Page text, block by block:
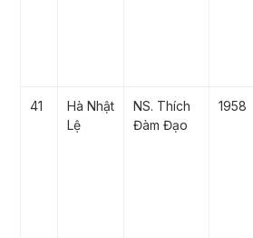
41
Hà Nhật
Lệ
NS. Thích
Đàm Đạo
1958